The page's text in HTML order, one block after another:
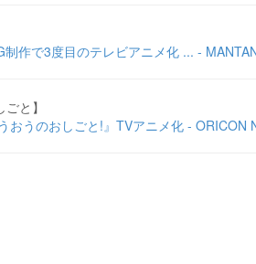
作で3度目のテレビアニメ化 ... -
と】
おうのおしごと!』TVアニメ化 - ORICON